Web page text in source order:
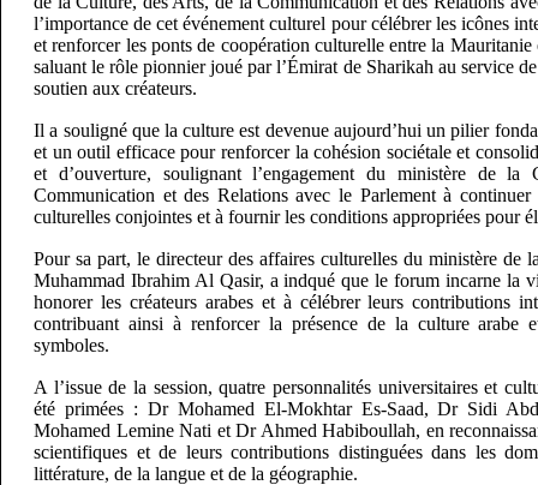
l’importance de cet événement culturel pour célébrer les icônes
et renforcer les ponts de coopération culturelle entre la Mauritanie
saluant le rôle pionnier joué par l’Émirat de Sharikah au service
soutien aux créateurs.
Il a souligné que la culture est devenue aujourd’hui un pilier
et un outil efficace pour renforcer la cohésion sociétale et
et d’ouverture, soulignant l’engagement du ministère de
Communication et des Relations avec le Parlement à
culturelles conjointes et à fournir les conditions appropriées pour
Pour sa part, le directeur des affaires culturelles du ministère de
Muhammad Ibrahim Al Qasir, a indqué que le forum incarne la
honorer les créateurs arabes et à célébrer leurs contributions
contribuant ainsi à renforcer la présence de la culture arabe
symboles.
A l’issue de la session, quatre personnalités universitaires et
été primées : Dr Mohamed El-Mokhtar Es-Saad, Dr Sidi
Mohamed Lemine Nati et Dr Ahmed Habiboullah, en
scientifiques et de leurs contributions distinguées dans les
littérature, de la langue et de la géographie.